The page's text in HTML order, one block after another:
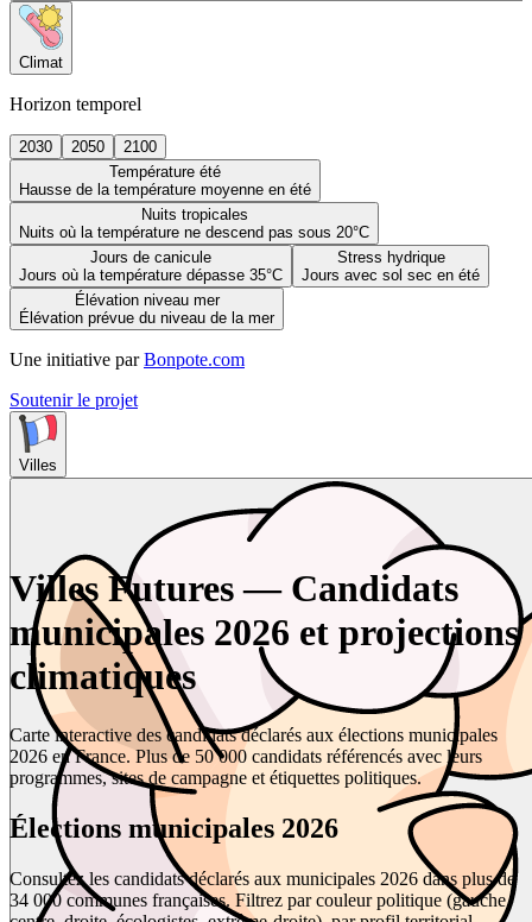
Climat
Horizon temporel
2030 2050
2100
Température été
Hausse de la température moyenne en été
Nuits tropicales
Nuits où la température ne descend pas sous 20°C
Jours de canicule
Jours où la température dépasse 35°C
Stress hydrique
Jours avec sol sec en été
Élévation niveau mer
Élévation prévue du niveau de la mer
Une initiative par Bonpote.com
Soutenir le projet
Villes
Villes Futures — Candidats
municipales 2026 et projections
climatiques
Carte interactive des candidats déclarés aux élections municipales
2026 en France. Plus de 50 000 candidats référencés avec leurs
programmes, sites de campagne et étiquettes politiques.
Élections municipales 2026
Consultez les candidats déclarés aux municipales 2026 dans plus de
34 000 communes françaises. Filtrez par couleur politique (gauche,